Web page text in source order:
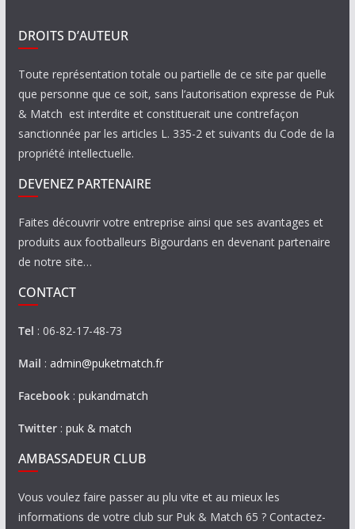
DROITS D’AUTEUR
Toute représentation totale ou partielle de ce site par quelle
que personne que ce soit, sans l’autorisation expresse de Puk
& Match est interdite et constituerait une contrefaçon
sanctionnée par les articles L. 335-2 et suivants du Code de la
propriété intellectuelle.
DEVENEZ PARTENAIRE
Faites découvrir votre entreprise ainsi que ses avantages et
produits aux footballeurs Bigourdans en devenant partenaire
de notre site…
CONTACT
Tel : 06-82-17-48-73
Mail : admin@puketmatch.fr
Facebook: pukandmatch
Twitter: puk & match
AMBASSADEUR CLUB
Vous voulez faire passer au plu vite et au mieux les
informations de votre club sur Puk & Match 65 ? Contactez-